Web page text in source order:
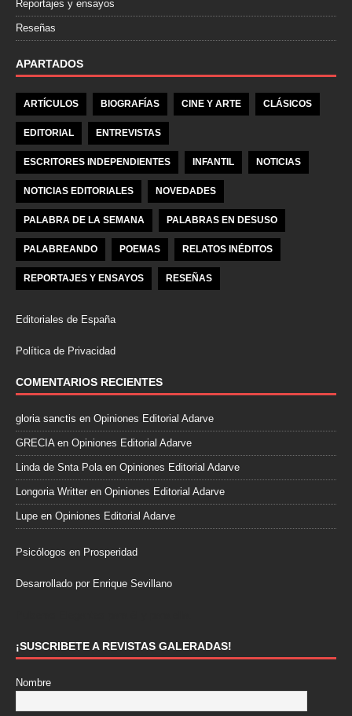
Reportajes y ensayos
Reseñas
APARTADOS
ARTÍCULOS BIOGRAFÍAS CINE Y ARTE CLÁSICOS
EDITORIAL ENTREVISTAS
ESCRITORES INDEPENDIENTES INFANTIL NOTICIAS
NOTICIAS EDITORIALES NOVEDADES
PALABRA DE LA SEMANA PALABRAS EN DESUSO
PALABREANDO POEMAS RELATOS INÉDITOS
REPORTAJES Y ENSAYOS RESEÑAS
Editoriales de España
Política de Privacidad
COMENTARIOS RECIENTES
gloria sanctis en Opiniones Editorial Adarve
GRECIAen Opiniones Editorial Adarve
Linda de Snta Polaen Opiniones Editorial Adarve
Longoria Writter en Opiniones Editorial Adarve
Lupe en Opiniones Editorial Adarve
Psicólogos en Prosperidad
Desarrollado por Enrique Sevillano
¡SUSCRIBETE A REVISTAS GALERADAS!
Nombre